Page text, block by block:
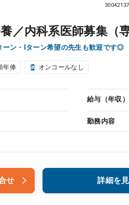
／内科系医師募集（
ン・Iターン希望の先生も歓迎です◎
年俸 オンコールなし
給与（年収）
勤務内容
せ 詳細を